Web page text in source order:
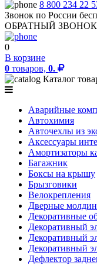
8 800 234 22
Звонок по России
ОБРАТНЫЙ ЗВОНОК
0
В корзине
0 товаров, 0.
Каталог
Аварийные
Автохимия
Авточехлы из
Аксессуары
Амортизаторы
Багажник
Боксы на крышу
Брызговики
Велокрепления
Дверные
Декоративные
Декоративный
Декоративный
Декоративный
Дефлектор